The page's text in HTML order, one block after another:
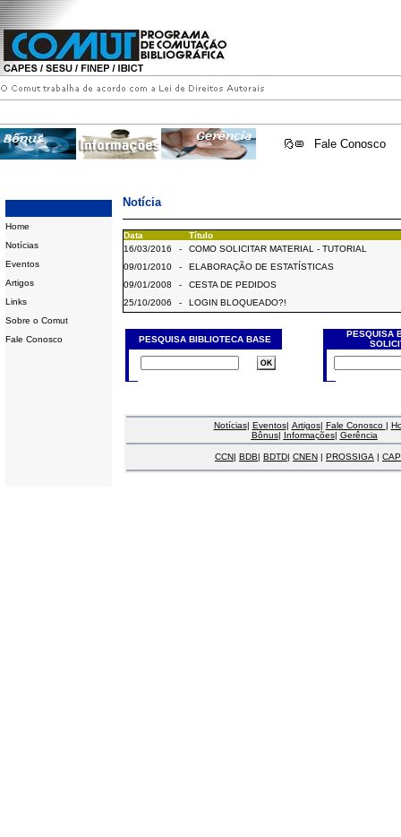
Fale Conosco
Home
Notícias
Eventos
Artigos
Links
Sobre o Comut
Fale Conosco
Notícia
Data
Título
16/03/2016
-
COMO SOLICITAR MATERIAL - TUTORIAL
09/01/2010
-
ELABORAÇÃO DE ESTATÍSTICAS
09/01/2008
-
CESTA DE PEDIDOS
25/10/2006
- LOGIN BLOQUEADO?!
PESQUISA BIBLIOTECA BASE
PESQUISA
Notícias| Eventos| Artigos| Fale Conosco |
Bônus| Informações| Gerência
CCN| BDB| BDTD| CNEN | PROSSIGA |